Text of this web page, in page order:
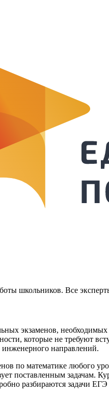
школьников. Все
экзаменов,
которые не требуют
инженерного направлений.
по математике любого
поставленным задачам.
разбираются задачи